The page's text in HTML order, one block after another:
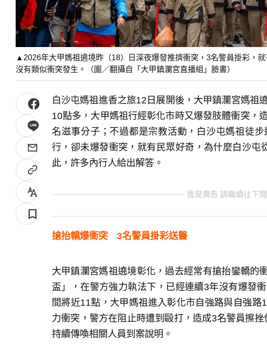
▲2026年大甲媽祖遶境昨（18）日深夜爆發推擠衝突，3名警員掛彩，
沒有類似衝突發生。（圖／翻攝自「大甲鎮瀾宮直播組」臉書）
白沙屯媽祖進香之旅12日展開後，大甲鎮瀾宮媽祖
10點多，大甲媽祖行經彰化市時又爆發肢體衝突，
名滋事分子；不過都是宗教活動，白沙屯媽祖徒
行，卻未爆發衝突，就有民眾好奇，為什麼白沙屯
此，許多內行人給出解答。
我是廣告 請繼續往下
搶抬轎爆衝突 3名警員掛彩送醫
大甲鎮瀾宮媽祖遶境彰化，過去經常有搶抬鑾轎的
盃」，在警方強力執法下，已經連續3年沒有爆發
間將近11點，大甲媽祖進入彰化市自強路與自強
力衝突，警方在阻止時遭到毆打，造成3名警員擦
持續傳喚相關人員到案說明。